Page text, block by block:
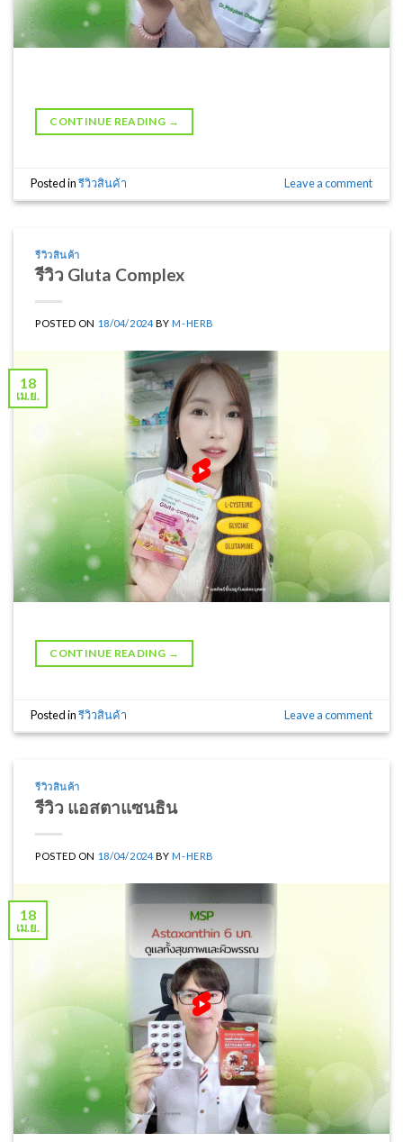
CONTINUE READING →
Posted inรีวิวสินค้า Leave a comment
รีวิวสินค้า
รีวิว Gluta Complex
POSTED ON 18/04/2024 BYM-HERB
18
เม.ย.
CONTINUE READING →
Posted inรีวิวสินค้า Leave a comment
รีวิวสินค้า
รีวิว แอสตาแซนธิน
POSTED ON 18/04/2024 BYM-HERB
18
เม.ย.